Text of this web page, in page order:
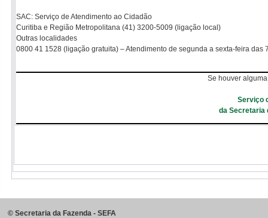
SAC: Serviço de Atendimento ao Cidadão
Curitiba e Região Metropolitana (41) 3200-5009 (ligação local)
Outras localidades
0800 41 1528 (ligação gratuita) – Atendimento de segunda a sexta-feira das
Se houver
Serviço
da Secretaria
© Secretaria da Fazenda - SEFA